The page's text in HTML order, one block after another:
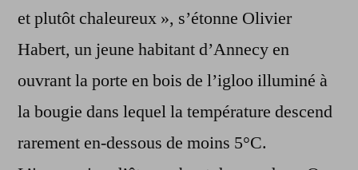
et plutôt chaleureux », s’étonne Olivier
Habert, un jeune habitant d’Annecy en
ouvrant la porte en bois de l’igloo illuminé à
la bougie dans lequel la température descend
rarement en-dessous de moins 5°C.